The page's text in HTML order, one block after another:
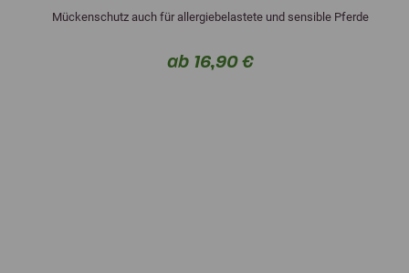
Mückenschutz auch für allergiebelastete und sensible Pferde
ab 16,90 €